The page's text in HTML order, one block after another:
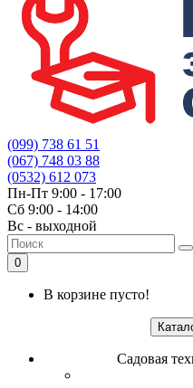
(099) 738 61 51
(067) 748 03 88
(0532) 612 073
Пн-Пт 9:00 - 17:00
Сб 9:00 - 14:00
Вс - выходной
0
В корзине пусто!
Садовая